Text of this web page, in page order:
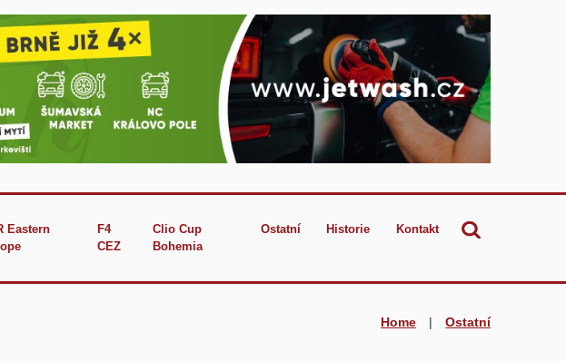
Eastern
F4
CEZ
Clio Cup
Bohemia
Ostatní Historie Kontakt
Home | Ostatní